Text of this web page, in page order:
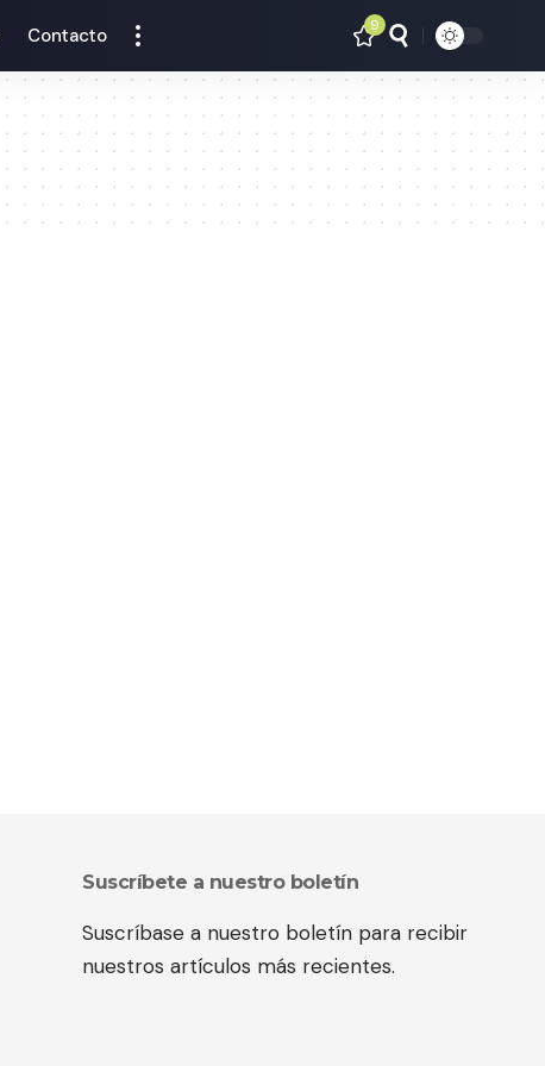
Contacto 9
Suscríbete a nuestro boletín
Suscríbase a nuestro boletín para recibir
nuestros artículos más recientes.